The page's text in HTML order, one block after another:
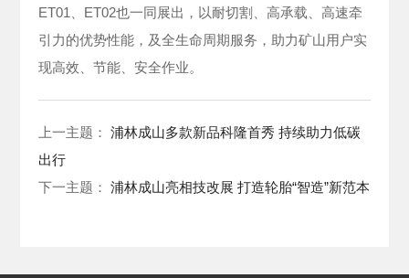
ET01、ET02也一同展出，以耐切割、高承载、高速牵
引力的优势性能，及全生命周期服务，助力矿山用户实
现高效、节能、安全作业。
上一主题：浦林成山多款新品科隆首秀 持续助力低碳
出行
下一主题：浦林成山亮相技改展 打造轮胎“智造”新范本